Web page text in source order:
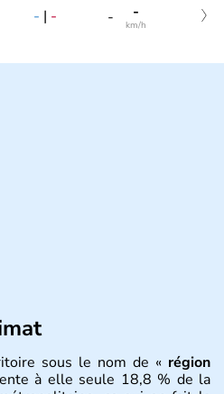
- | - - -
km/h
sous le nom de « région
à elle seule 18,8 % de la